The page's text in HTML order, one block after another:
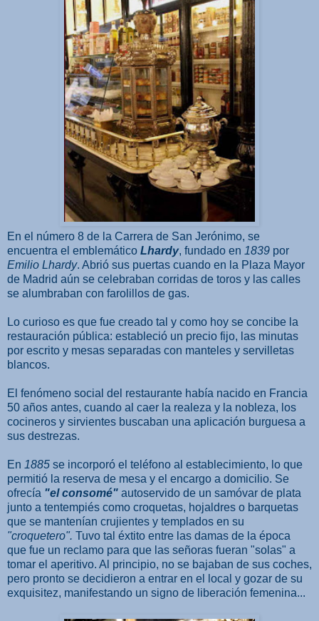
En el número 8 de la Carrera de San Jerónimo, se
encuentra el emblemático Lhardy, fundado en 1839 por
Emilio Lhardy. Abrió sus puertas cuando en la Plaza Mayor
de Madrid aún se celebraban corridas de toros y las calles
se alumbraban con farolillos de gas.
Lo curioso es que fue creado tal y como hoy se concibe la
restauración pública: estableció un precio fijo, las minutas
por escrito y mesas separadas con manteles y servilletas
blancos.
El fenómeno social del restaurante había nacido en Francia
50 años antes, cuando al caer la realeza y la nobleza, los
cocineros y sirvientes buscaban una aplicación burguesa a
sus destrezas.
En 1885 se incorporó el teléfono al establecimiento, lo que
permitió la reserva de mesa y el encargo a domicilio. Se
ofrecía "el consomé" autoservido de un samóvar de plata
junto a tentempiés como croquetas, hojaldres o barquetas
que se mantenían crujientes y templados en su
"croquetero". Tuvo tal éxtito entre las damas de la época
que fue un reclamo para que las señoras fueran "solas" a
tomar el aperitivo. Al principio, no se bajaban de sus coches,
pero pronto se decidieron a entrar en el local y gozar de su
exquisitez, manifestando un signo de liberación femenina...